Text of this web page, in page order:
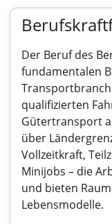
Der Beruf des
fundamentalen
qualifizierten
Gütertransport
über
Vollzeitkraft,
Minijobs – die
und bieten
Lebensmodelle.